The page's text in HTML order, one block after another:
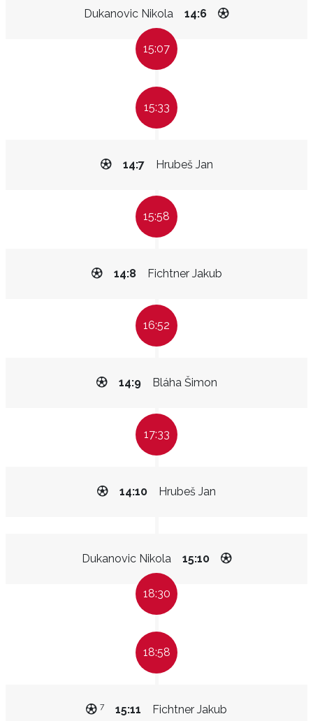
Dukanovic Nikola 14:6
15:07
15:33
Hrubeš Jan
14:7
15:58
Fichtner Jakub
14:8
16:52
Bláha Šimon
14:9
17:33
Hrubeš Jan
14:10
Dukanovic Nikola 15:10
18:30
18:58
Fichtner Jakub
15:11
7